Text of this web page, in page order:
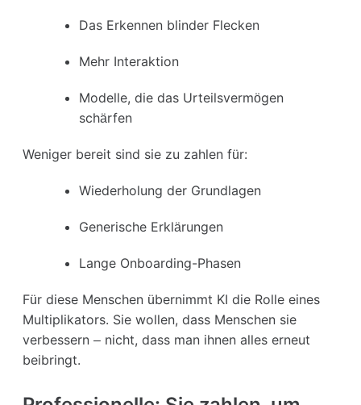
Das Erkennen blinder Flecken
Mehr Interaktion
Modelle, die das Urteilsvermögen
schärfen
Weniger bereit sind sie zu zahlen für:
Wiederholung der Grundlagen
Generische Erklärungen
Lange Onboarding-Phasen
Für diese Menschen übernimmt KI die Rolle eines
Multiplikators. Sie wollen, dass Menschen sie
verbessern – nicht, dass man ihnen alles erneut
beibringt.